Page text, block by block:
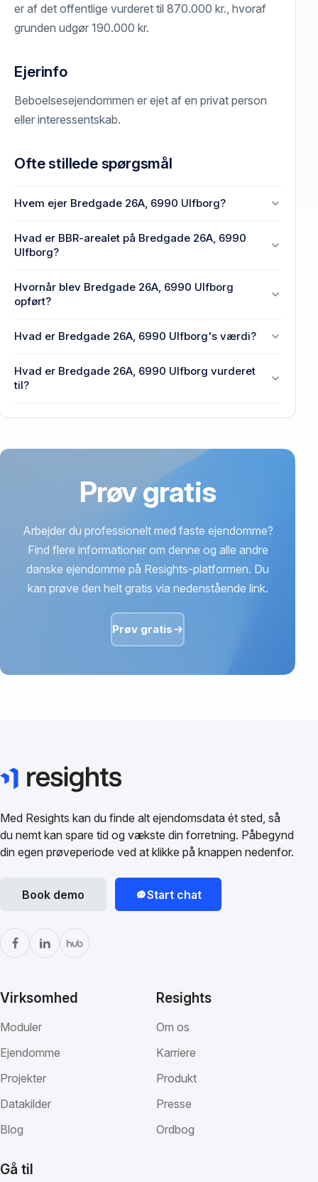
er af det offentlige vurderet til 870.000 kr., hvoraf
grunden udgør 190.000 kr.
Ejerinfo
Beboelsesejendommen er ejet af en privat person
eller interessentskab.
Ofte stillede spørgsmål
Hvem ejer Bredgade 26A, 6990 Ulfborg?
Ulfborg.
Hvad er BBR-arealet på Bredgade 26A, 6990
Ulfborg?
26A, 6990 Ulfborg.
Hvornår blev Bredgade 26A, 6990 Ulfborg
opført?
Bredgade 26A, 6990 Ulfborg.
Hvad er Bredgade 26A, 6990 Ulfborg's værdi?
Ulfborg senest blev handlet i 2017.
Hvad er Bredgade 26A, 6990 Ulfborg vurderet
til?
Prøv gratis
Arbejder du professionelt med faste ejendomme?
Find flere informationer om denne og alle andre
danske ejendomme på Resights-platformen. Du
kan prøve den helt gratis via nedenstående link.
Prøv gratis
Med Resights kan du finde alt ejendomsdata ét sted, så
du nemt kan spare tid og vækste din forretning. Påbegynd
din egen prøveperiode ved at klikke på knappen nedenfor.
Book demo Start chat
Virksomhed
Moduler
Ejendomme
Projekter
Datakilder
Blog
Resights
Om os
Karriere
Produkt
Presse
Ordbog
Gå til